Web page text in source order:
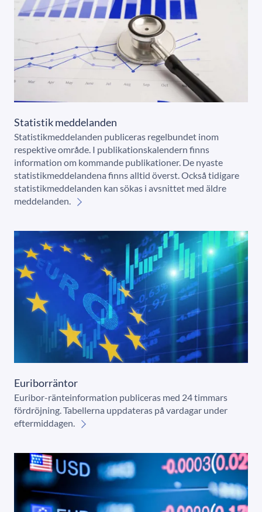
Statistik meddelanden
Statistikmeddelanden publiceras regelbundet inom
respektive område. I publikationskalendern finns
information om kommande publikationer. De nyaste
statistikmeddelandena finns alltid överst. Också tidigare
statistikmeddelanden kan sökas i avsnittet med äldre
meddelanden.
Euriborräntor
Euribor-ränteinformation publiceras med 24 timmars
fördröjning. Tabellerna uppdateras på vardagar under
eftermiddagen.